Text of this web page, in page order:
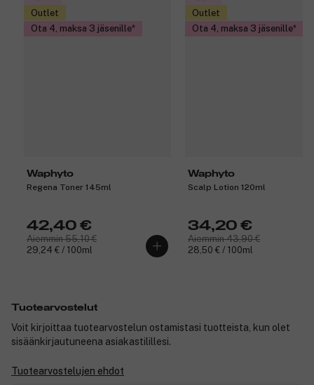
Outlet
Ota 4, maksa 3 jäsenille
Waphyto
Regena Toner 145ml
42,40 €
Aiemmin 55,10 €
29,24 € / 100ml
Outlet
Ota 4, maksa 3 jäsenille
Waphyto
Scalp Lotion 120ml
34,20 €
Aiemmin 43,90 €
28,50 € / 100ml
Tuotearvostelut
Voit kirjoittaa tuotearvostelun ostamistasi tuotteista, kun olet
sisäänkirjautuneena asiakastilillesi.
Tuotearvostelujen ehdot